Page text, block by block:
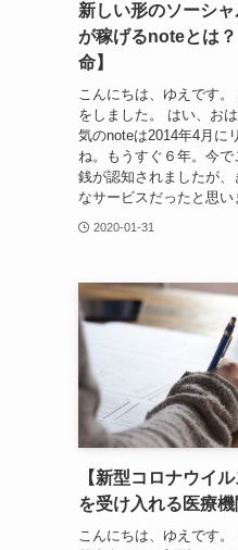
新しい形のソーシ
が稼げるnoteとは
命】
こんにちは、ゆえです
をしました。 はい、お
気のnoteは2014年4月に
ね。もうすぐ６年。今
銭が認知されましたが
なサービスだったと思い
2020-01-31
【新型コロナウイ
を受け入れる医療機
こんにちは、ゆえです